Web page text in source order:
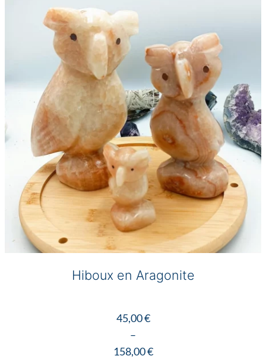
Hiboux en Aragonite
45,00€
–
158,00€